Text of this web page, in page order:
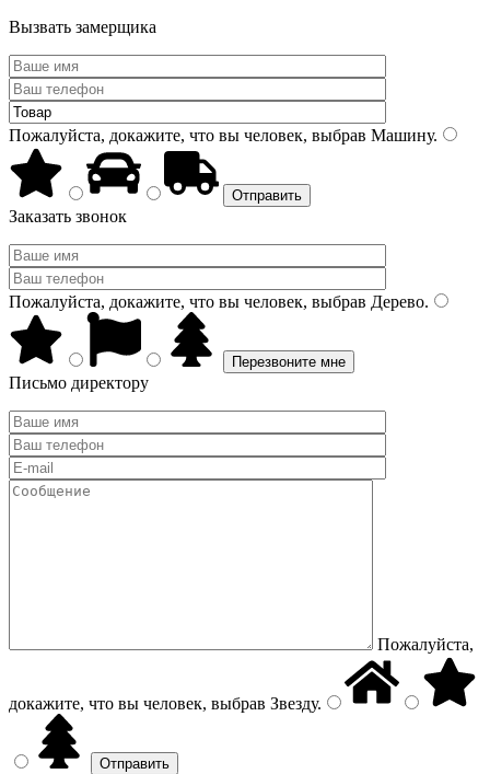
Вызвать замерщика
Пожалуйста, докажите, что вы человек, выбрав Машину.
Заказать звонок
Пожалуйста, докажите, что вы человек, выбрав Дерево.
Письмо директору
Пожалуйста,
докажите, что вы человек, выбрав Звезду.